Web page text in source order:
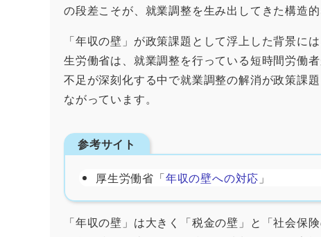
の段差こそが、就業調整を生み出してきた構造的
「年収の壁」が政策課題として浮上した背景に
生労働省は、就業調整を行っている短時間労働
不足が深刻化する中で就業調整の解消が政策課
ながっています。
参考サイト
厚生労働省「年収の壁への対応 」
「年収の壁」は大きく「税金の壁」と「社会保